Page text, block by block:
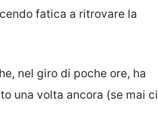
fatica a ritrovare la
nel giro di poche ore, ha
una volta ancora (se mai ci